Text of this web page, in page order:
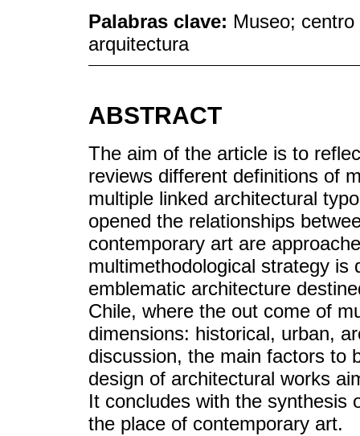
Palabras clave: Museo;
arquitectura
ABSTRACT
The aim of the article is to
reviews different definitions of
multiple linked architectural
opened the relationships
contemporary art are
multimethodological strategy is
emblematic architecture
Chile, where the out come of
dimensions: historical, urban,
discussion, the main factors to
design of architectural works
It concludes with the synthesis
the place of contemporary art.